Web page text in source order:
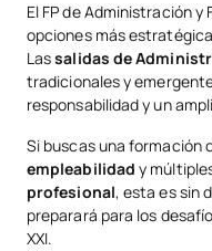
El FP de Administración
opciones más
Lassalidas de
tradicionales y
responsabilidad y un
Si buscas una formación
empleabilidad y
profesional, esta es sin
preparará para los
XXI.